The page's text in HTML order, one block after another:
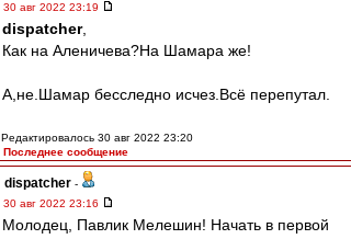
30 авг 2022 23:19
dispatcher,
Как на Аленичева?На Шамара же!
А,не.Шамар бесследно исчез.Всё перепутал.
Редактировалось 30 авг 2022 23:20
Последнее сообщение
dispatcher -
30 авг 2022 23:16
Молодец, Павлик Мелешин! Начать в первой